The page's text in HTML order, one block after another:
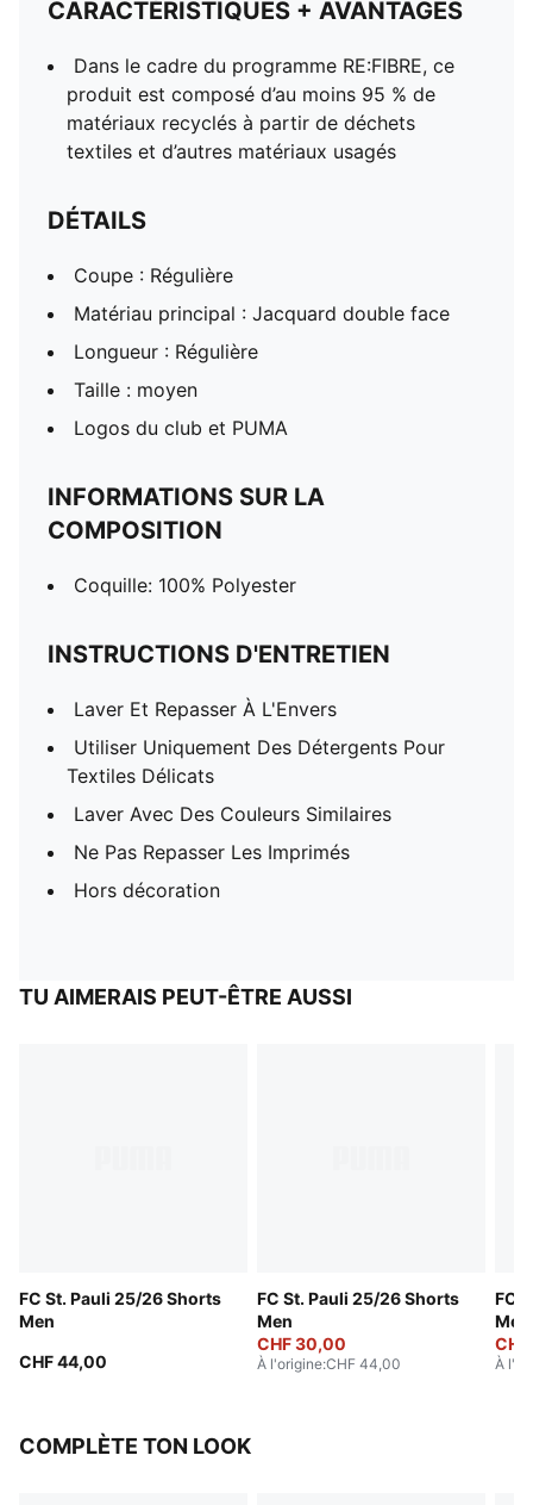
CARACTÉRISTIQUES + AVANTAGES
Dans le cadre du programme RE:FIBRE, ce
produit est composé d’au moins 95 % de
matériaux recyclés à partir de déchets
textiles et d’autres matériaux usagés
DÉTAILS
Coupe : Régulière
Matériau principal : Jacquard double face
Longueur : Régulière
Taille : moyen
Logos du club et PUMA
INFORMATIONS SUR LA
COMPOSITION
Coquille: 100% Polyester
INSTRUCTIONS D'ENTRETIEN
Laver Et Repasser À L'Envers
Utiliser Uniquement Des Détergents Pour
Textiles Délicats
Laver Avec Des Couleurs Similaires
Ne Pas Repasser Les Imprimés
Hors décoration
TU AIMERAIS PEUT-ÊTRE AUSSI
FC St. Pauli 25/26 Shorts
Men
CHF 44,00
FC St. Pauli 25/26 Shorts
Men
CHF 30,00
À l'origine:CHF 44,00
FC
Men
À
COMPLÈTE TON LOOK